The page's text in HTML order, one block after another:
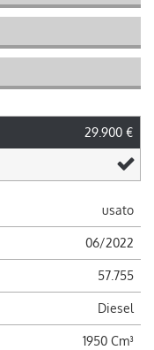
29.900 €
usato
06/2022
57.755
Diesel
1950 Cm³